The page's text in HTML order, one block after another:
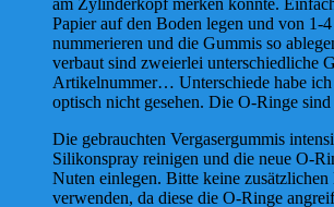
am Zylinderkopf merken konnte.
Papier auf den Boden legen und von 1-
nummerieren und die Gummis so
verbaut sind zweierlei unterschiedliche
Artikelnummer… Unterschiede habe ich
optisch nicht gesehen. Die O-Ringe
Die gebrauchten Vergasergummis
Silikonspray reinigen und die neue O-
Nuten einlegen. Bitte keine zusätzlichen
verwenden, da diese die O-Ringe